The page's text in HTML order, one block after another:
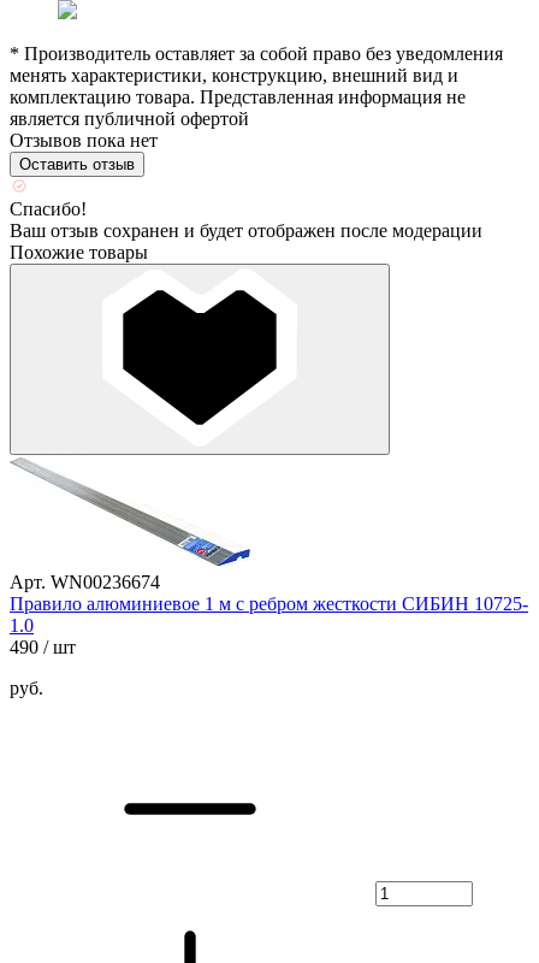
* Производитель оставляет за собой право без уведомления
менять характеристики, конструкцию, внешний вид и
комплектацию товара. Представленная информация не
является публичной офертой
Отзывов пока нет
Оставить отзыв
Спасибо!
Ваш отзыв сохранен и будет отображен после модерации
Похожие товары
Арт. WN00236674
Правило алюминиевое 1 м с ребром жесткости СИБИН 10725-
1.0
490 / шт
руб.